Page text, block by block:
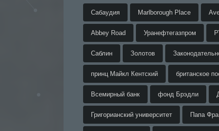
Сабаудия Marlborough Place
Abbey Road Уранефтегазпром
Саблин Золотов
принц Майкл Кентский британское
Всемирный банк фонд Брэдли
Григорианский университет Папа